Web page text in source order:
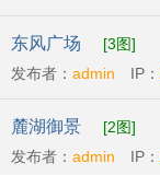
时间:2011-04-07
东风广场
[3图]
发布者： admin IP：
间:2011-04-09
麓湖御景
[2图]
发布者： admin IP：